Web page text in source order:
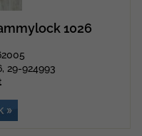
1026
29-924993